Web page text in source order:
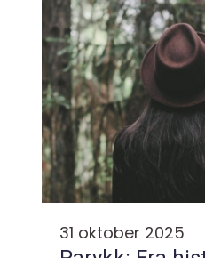
tilbakemelding på ege...
31 oktober 2025